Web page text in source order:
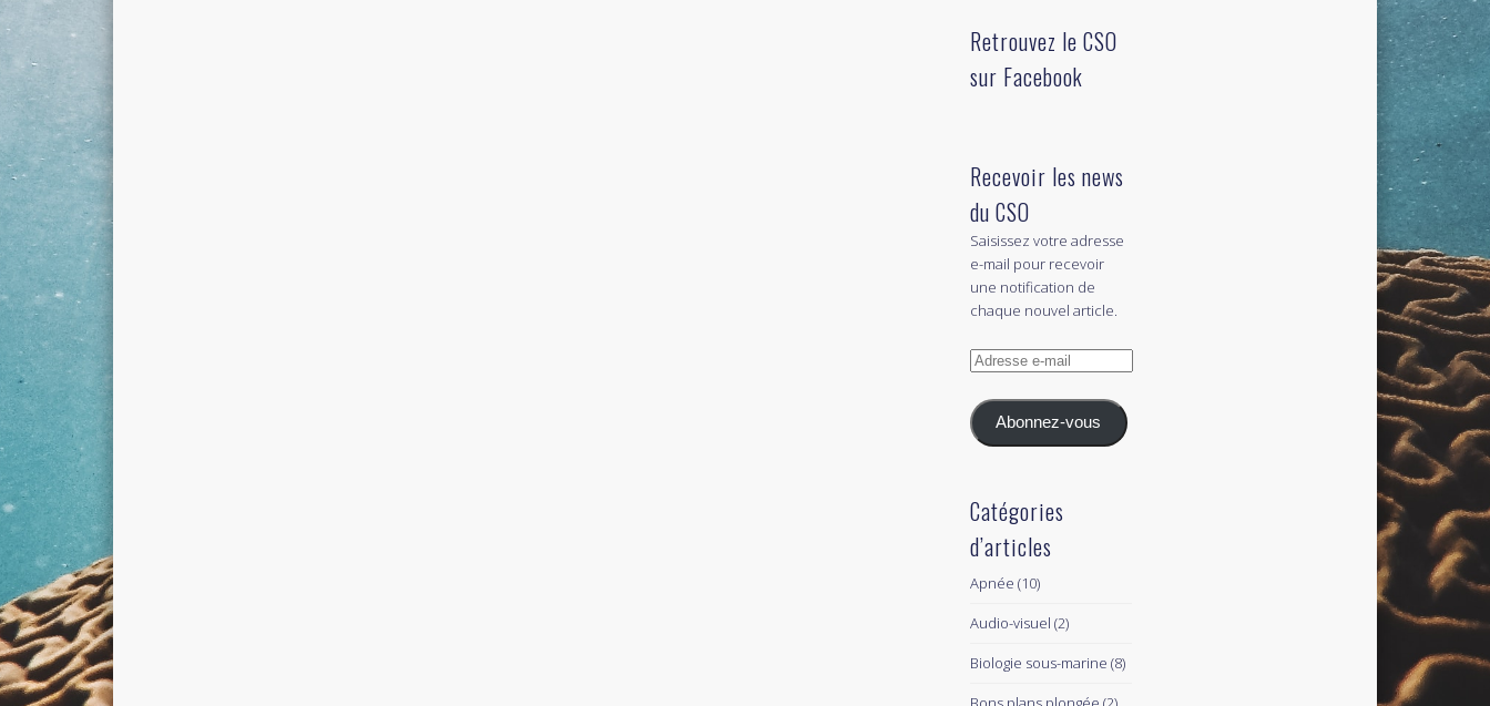
Retrouvez le CSO
sur Facebook
Recevoir les news
du CSO
Saisissez votre adresse
e-mail pour recevoir
une notification de
chaque nouvel article.
Adresse
mail
Abonnez-vous
Catégories
d’articles
Apnée (10)
Audio-visuel (2)
Biologie sous-marine (8)